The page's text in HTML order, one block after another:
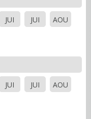
JUI JUI
AOU
JUI JUI
AOU